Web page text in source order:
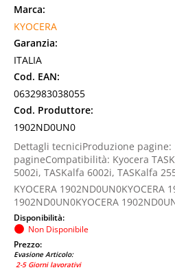
Marca:
KYOCERA
Garanzia:
ITALIA
Cod. EAN:
0632983038055
Cod. Produttore:
1902ND0UN0
Dettagli tecniciProduzione pagine:
pagineCompatibilità: Kyocera
5002i, TASKalfa 6002i, TASKalfa
KYOCERA 1902ND0UN0KYOCERA
1902ND0UN0KYOCERA
Disponibilità:
Non Disponibile
Prezzo:
Evasione Articolo:
2-5 Giorni lavorativi